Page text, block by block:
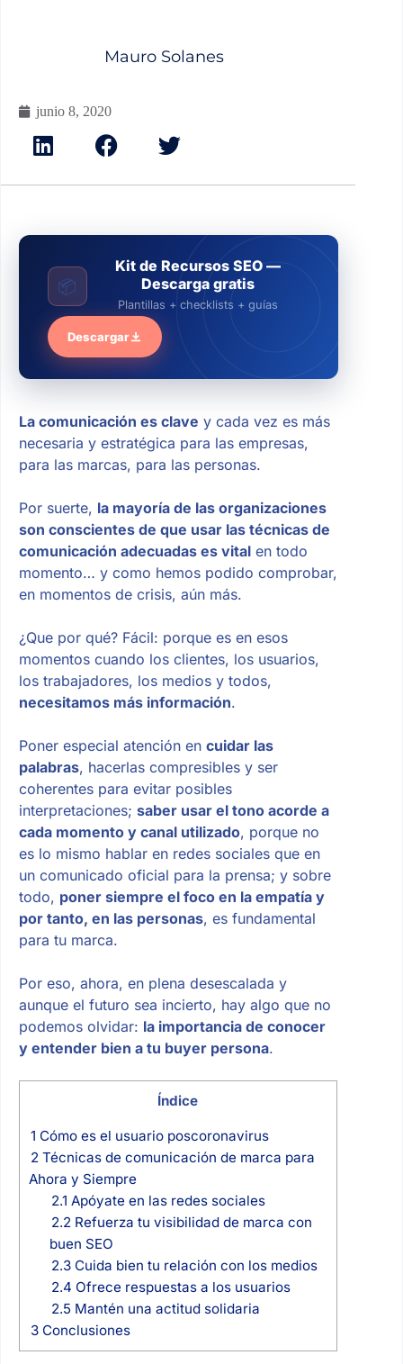
Mauro Solanes
junio 8, 2020
📦
Kit de Recursos SEO —
Descarga gratis
Plantillas + checklists + guías
Descargar
La comunicación es clave y cada vez es más
necesaria y estratégica para las empresas,
para las marcas, para las personas.
Por suerte, la mayoría de las organizaciones
son conscientes de que usar las técnicas de
comunicación adecuadas es vitalen todo
momento… y como hemos podido comprobar,
en momentos de crisis, aún más.
¿Que por qué? Fácil: porque es en esos
momentos cuando los clientes, los usuarios,
los trabajadores, los medios y todos,
necesitamos más información.
Poner especial atención en cuidar las
palabras, hacerlas compresibles y ser
coherentes para evitar posibles
interpretaciones; saber usar el tono acorde a
cada momento y canal utilizado, porque no
es lo mismo hablar en redes sociales que en
un comunicado oficial para la prensa; y sobre
todo, poner siempre el foco en la empatía y
por tanto, en las personas, es fundamental
para tu marca.
Por eso, ahora, en plena desescalada y
aunque el futuro sea incierto, hay algo que no
podemos olvidar: la importancia de conocer
y entender bien a tu buyer persona.
Índice
1 Cómo es el usuario poscoronavirus
2Técnicas de comunicación de marca para
Ahora y Siempre
2.1 Apóyate en las redes sociales
2.2Refuerza tu visibilidad de marca con
buen SEO
2.3Cuida bien tu relación con los medios
2.4 Ofrece respuestas a los usuarios
2.5 Mantén una actitud solidaria
3Conclusiones